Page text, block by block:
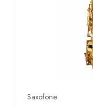
Saxofone